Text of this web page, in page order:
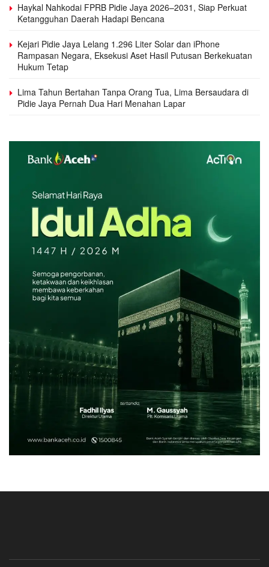
Haykal Nahkodai FPRB Pidie Jaya 2026–2031, Siap Perkuat
Ketangguhan Daerah Hadapi Bencana
Kejari Pidie Jaya Lelang 1.296 Liter Solar dan iPhone
Rampasan Negara, Eksekusi Aset Hasil Putusan Berkekuatan
Hukum Tetap
Lima Tahun Bertahan Tanpa Orang Tua, Lima Bersaudara di
Pidie Jaya Pernah Dua Hari Menahan Lapar